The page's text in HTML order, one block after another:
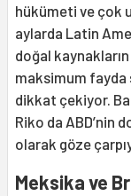
hükümeti ve çok
aylarda Latin
doğal
maksimum fayda
dikkat çekiyor.
Riko da ABD’nin
olarak göze
Meksika ve